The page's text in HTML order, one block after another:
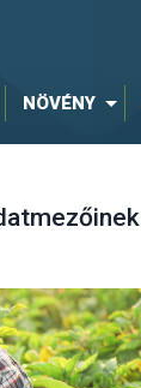
NÖVÉNY